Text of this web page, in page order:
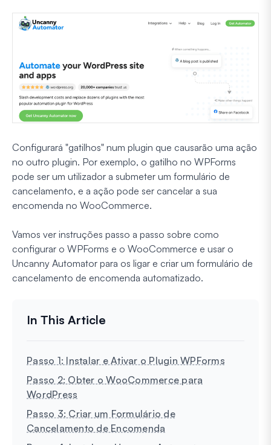
Configurará "gatilhos" num plugin que causarão uma ação
no outro plugin. Por exemplo, o gatilho no WPForms
pode ser um utilizador a submeter um formulário de
cancelamento, e a ação pode ser cancelar a sua
encomenda no WooCommerce.
Vamos ver instruções passo a passo sobre como
configurar o WPForms e o WooCommerce e usar o
Uncanny Automator para os ligar e criar um formulário de
cancelamento de encomenda automatizado.
Passo 1: Instalar e Ativar o Plugin WPForms
Passo 2: Obter o WooCommerce para
WordPress
Passo 3: Criar um Formulário de
Cancelamento de Encomenda